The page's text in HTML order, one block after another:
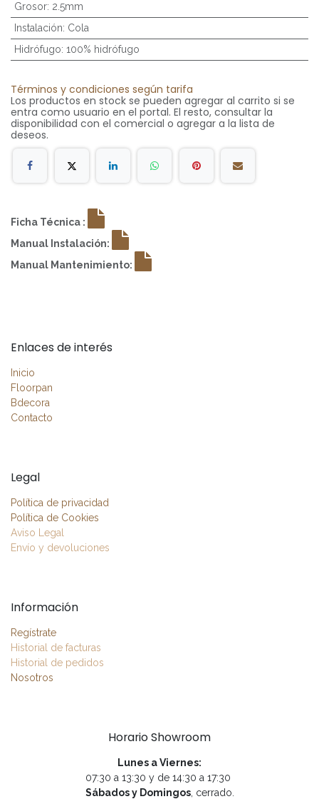
Grosor: 2.5mm
Instalación: Cola
Hidrófugo: 100% hidrófugo
Términos y condiciones según tarifa
Los productos en stock se pueden agregar al carrito si se
entra como usuario en el portal. El resto, consultar la
disponibilidad con el comercial o agregar a la lista de
deseos.
Ficha Técnica :
Manual Instalación:
Manual Mantenimiento:
Enlaces de interés
Inicio
Floorpan
Bdecora
Contacto
Legal
Política de privacidad
Política de Cookies
Aviso Legal
Envío y devoluciones
Información
Regístrate
Historial de facturas
Historial de pedidos
Nosotros
Horario Showroom
Lunes a Viernes:
07:30 a 13:30 y de 14:30 a 17:30
Sábados y Domingos, cerrado.